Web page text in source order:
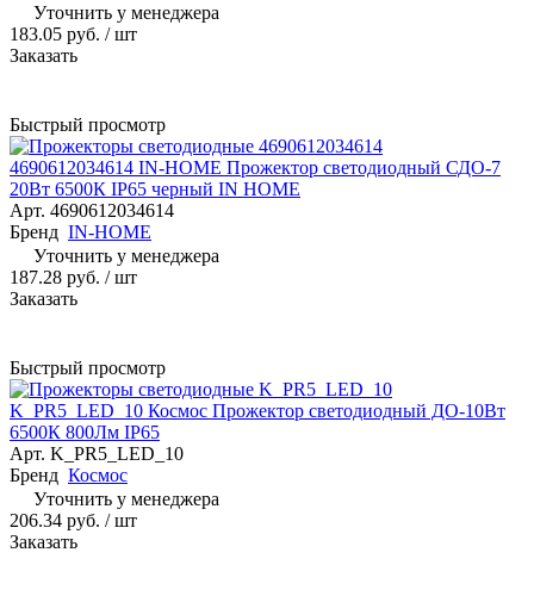
Уточнить у менеджера
183.05 руб. / шт
Заказать
Быстрый просмотр
4690612034614 IN-HOME Прожектор светодиодный СДО-7
20Вт 6500К IP65 черный IN HOME
Арт. 4690612034614
Бренд IN-HOME
Уточнить у менеджера
187.28 руб. / шт
Заказать
Быстрый просмотр
K_PR5_LED_10 Космос Прожектор светодиодный ДО-10Вт
6500К 800Лм IP65
Арт. K_PR5_LED_10
Бренд Космос
Уточнить у менеджера
206.34 руб. / шт
Заказать